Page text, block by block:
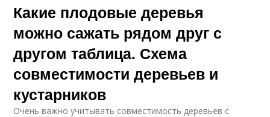
Какие плодовые деревья
можно сажать рядом друг с
другом таблица. Схема
совместимости деревьев и
кустарников
Очень важно учитывать совместимость деревьев с